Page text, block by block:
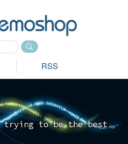
RSS
tryi ng to be the best_